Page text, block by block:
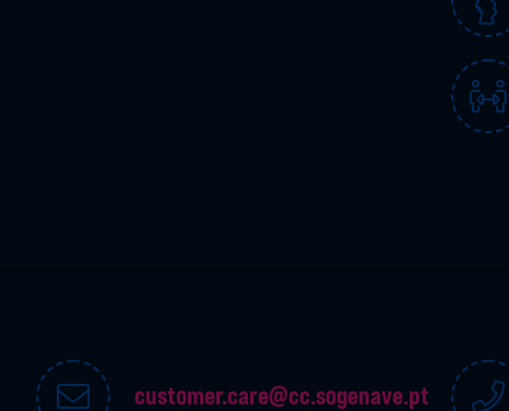
customer.care@cc.sogenave.pt